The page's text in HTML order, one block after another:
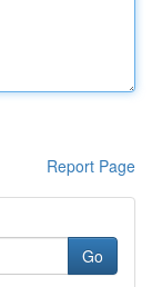
Report Page
Go